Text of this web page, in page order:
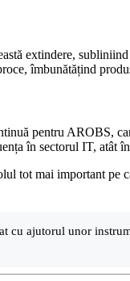
extindere,
îmbunătățind
pentru AROBS,
în sectorul IT, atât
tot mai important
cu ajutorul unor